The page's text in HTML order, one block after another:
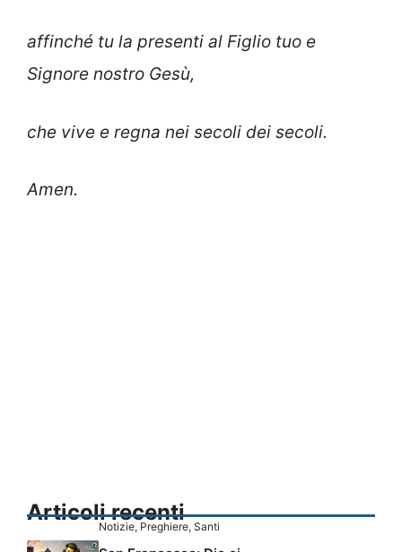
affinché tu la presenti al Figlio tuo e
Signore nostro Gesù,
che vive e regna nei secoli dei secoli.
Amen.
Articoli recenti
Notizie, Preghiere, Santi